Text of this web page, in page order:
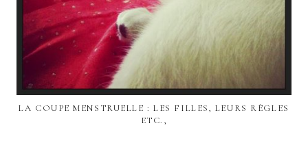
LA COUPE MENSTRUELLE : LES FILLES, LEURS RÈGLES
ETC.,